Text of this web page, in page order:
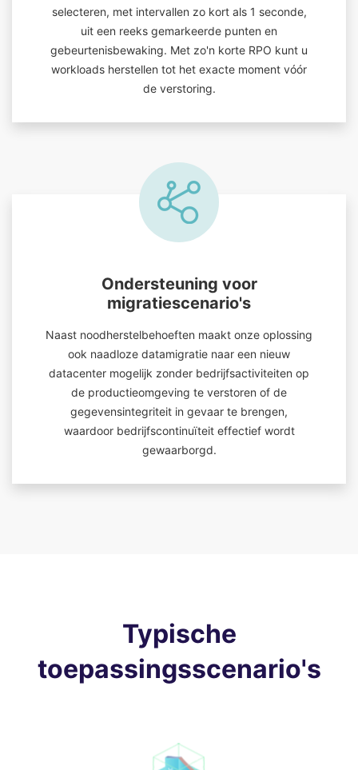
selecteren, met intervallen zo kort als 1 seconde,
uit een reeks gemarkeerde punten en
gebeurtenisbewaking. Met zo'n korte RPO kunt u
workloads herstellen tot het exacte moment vóór
de verstoring.
Ondersteuning voor
migratiescenario's
Naast noodherstelbehoeften maakt onze oplossing
ook naadloze datamigratie naar een nieuw
datacenter mogelijk zonder bedrijfsactiviteiten op
de productieomgeving te verstoren of de
gegevensintegriteit in gevaar te brengen,
waardoor bedrijfscontinuïteit effectief wordt
gewaarborgd.
Typische
toepassingsscenario's